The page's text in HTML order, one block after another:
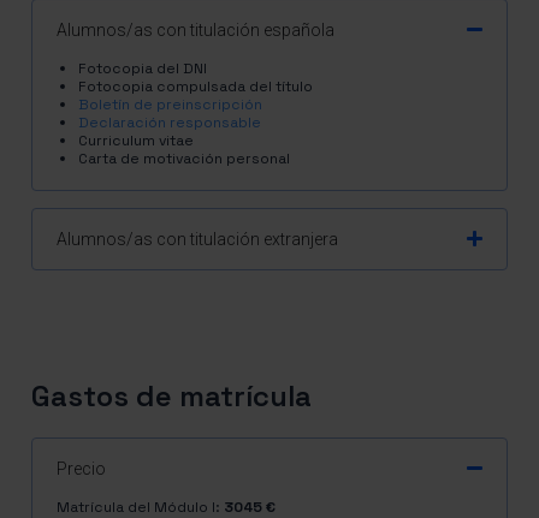
Alumnos/as con titulación española
Fotocopia del DNI
Fotocopia compulsada del título
Boletín de preinscripción
Declaración responsable
Curriculum vitae
Carta de motivación personal
Alumnos/as con titulación extranjera
Gastos de matrícula
Precio
Matrícula del Módulo I: 3045 €